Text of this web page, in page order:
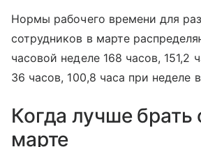
Нормы рабочего времени для
сотрудников в марте
часовой неделе 168 часов, 151,2
36 часов, 100,8 часа при неделе
Когда лучше брать
марте